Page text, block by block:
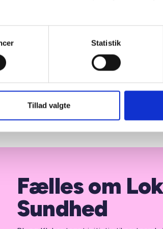
Statistik
Tillad valgte
09. april 2026
Fælles om
Sundhed